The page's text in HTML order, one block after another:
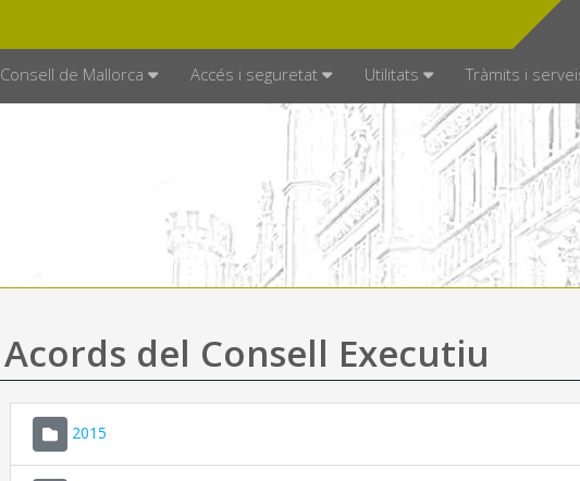
Consell de Mallorca Accés i seguretat Utilitats Tràmits i
Acords del Consell Executiu
2015